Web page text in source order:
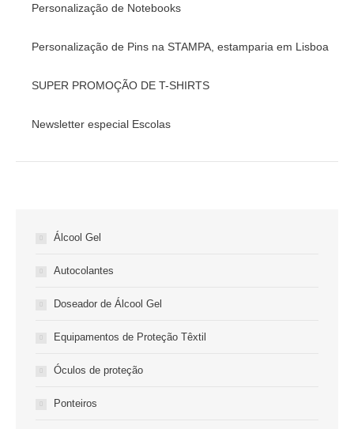
Personalização de Notebooks
Personalização de Pins na STAMPA, estamparia em Lisboa
SUPER PROMOÇÃO DE T-SHIRTS
Newsletter especial Escolas
Álcool Gel
Autocolantes
Doseador de Álcool Gel
Equipamentos de Proteção Têxtil
Óculos de proteção
Ponteiros